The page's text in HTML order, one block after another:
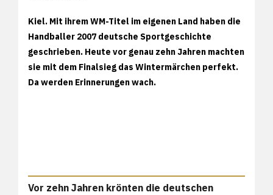
Kiel. Mit ihrem WM-Titel im eigenen Land haben die
Handballer 2007 deutsche Sportgeschichte
geschrieben. Heute vor genau zehn Jahren machten
sie mit dem Finalsieg das Wintermärchen perfekt.
Da werden Erinnerungen wach.
Vor zehn Jahren krönten die deutschen